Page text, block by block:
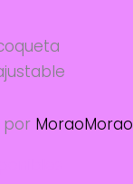
por MoraoMorao